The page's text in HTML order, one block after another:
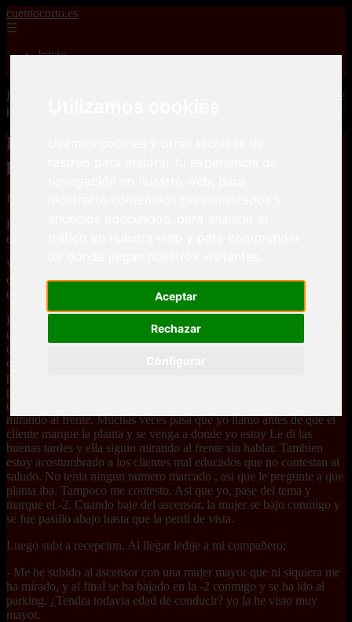
Aceptar
Rechazar
cuentocorto.es
☰
Inicio
Inicio
Relatos cortos terror Hechos reales Te puede
pasar a ti.
Relatos cortos terror Hechos reales Te
puede pasar a ti.
📅 03/08/2025
El otro dia me sucedio algo por lo que me he tenido que dar de baja
en el trabajo.
Veran, yo estoy empleado en un hotel de mantenimiento y resulta
que de tres ascensores que hay, solo uno llega al parking -2 que es
en donde tenemos nuestro cuarto de herramientas.
El viernes por la tarde, el hotel estaba casi vacio, porque ahora no es
temporada, y solo habia seis o siete habitaciones ocupadas. Yo
estaba en la sexta planta, arreglando una cosa en una habitacion y
cuando termine, me dispuse a coger el ascensor para bajar al
parking. Lo llame con una llave especial que tenemos, y cuando las
puertas se abrieron, hubo algo que me llamo la atencion. Dentro
estaba una mujer mayor, de unos setenta años o asi, muy seria
mirando al frente. Muchas veces pasa que yo llamo antes de que el
cliente marque la planta y se venga a donde yo estoy Le di las
buenas tardes y ella siguio mirando al frente sin hablar. Tambien
estoy acostumbrado a los clientes mal educados que no contestan al
saludo. No tenia ningun numero marcado , asi que le pregunte a que
planta iba. Tampoco me contesto. Asi que yo, pase del tema y
marque el -2. Cuando baje del ascensor, la mujer se bajo conmigo y
se fue pasillo abajo hasta que la perdi de vista.
Luego subi a recepcion. Al llegar ledije a mi compañero:
- Me he subido al ascensor con una mujer mayor que ni siquiera me
ha mirado, y al final se ha bajado en la -2 conmigo y se ha ido al
parking, ¿Tendra todavia edad de conducir? yo la he visto muy
mayor.